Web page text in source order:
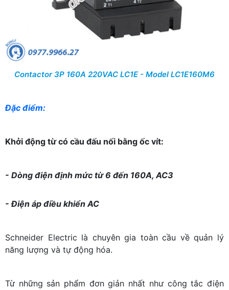
Contactor 3P 160A 220VAC LC1E - Model LC1E160M6
Đặc điểm:
Khởi động từ có cầu đấu nối bằng ốc vít:
- Dòng điện định mức từ 6 đến 160A, AC3
- Điện áp điều khiển AC
Schneider Electric là chuyên gia toàn cầu về quản lý
năng lượng và tự động hóa.
Từ những sản phẩm đơn giản nhất như công tắc điện